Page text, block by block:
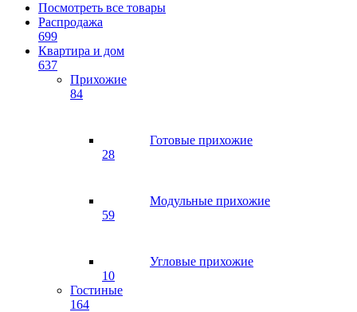
Посмотреть все товары
Распродажа
699
Квартира и дом
637
Прихожие
84
Готовые прихожие
28
Модульные прихожие
59
Угловые прихожие
10
Гостиные
164